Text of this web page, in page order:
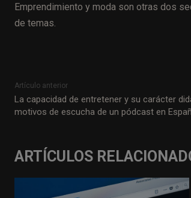
Emprendimiento y moda son otras dos
de temas.
Artículo anterior
La capacidad de entretener y su carácter
motivos de escucha de un pódcast en
ARTÍCULOS